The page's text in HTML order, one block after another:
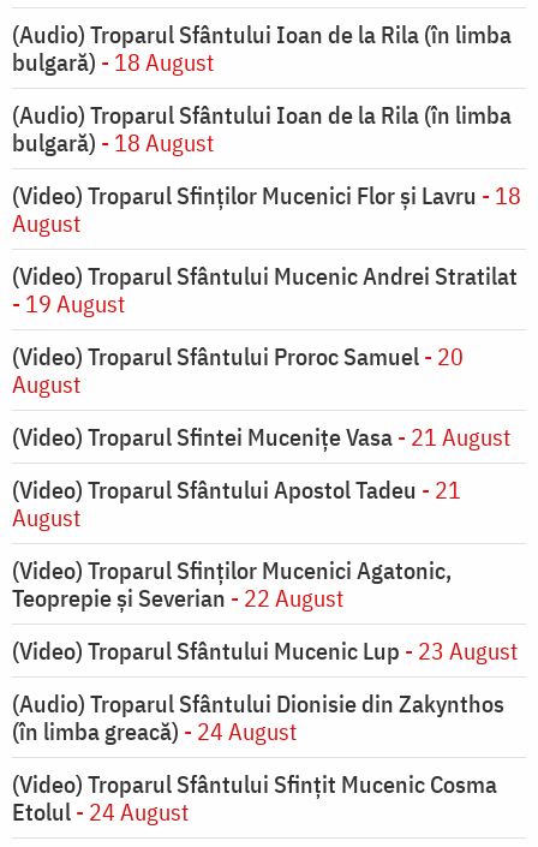
(Audio) Troparul Sfântului Ioan de la Rila (în limba
bulgară) - 18 August
(Audio) Troparul Sfântului Ioan de la Rila (în limba
bulgară) - 18 August
(Video) Troparul Sfinților Mucenici Flor și Lavru - 18
August
(Video) Troparul Sfântului Mucenic Andrei Stratilat
- 19 August
(Video) Troparul Sfântului Proroc Samuel- 20
August
(Video) Troparul Sfintei Mucenițe Vasa- 21 August
(Video) Troparul Sfântului Apostol Tadeu - 21
August
(Video) Troparul Sfinților Mucenici Agatonic,
Teoprepie și Severian - 22 August
(Video) Troparul Sfântului Mucenic Lup - 23 August
(Audio) Troparul Sfântului Dionisie din Zakynthos
(în limba greacă) - 24 August
(Video) Troparul Sfântului Sfințit Mucenic Cosma
Etolul- 24 August